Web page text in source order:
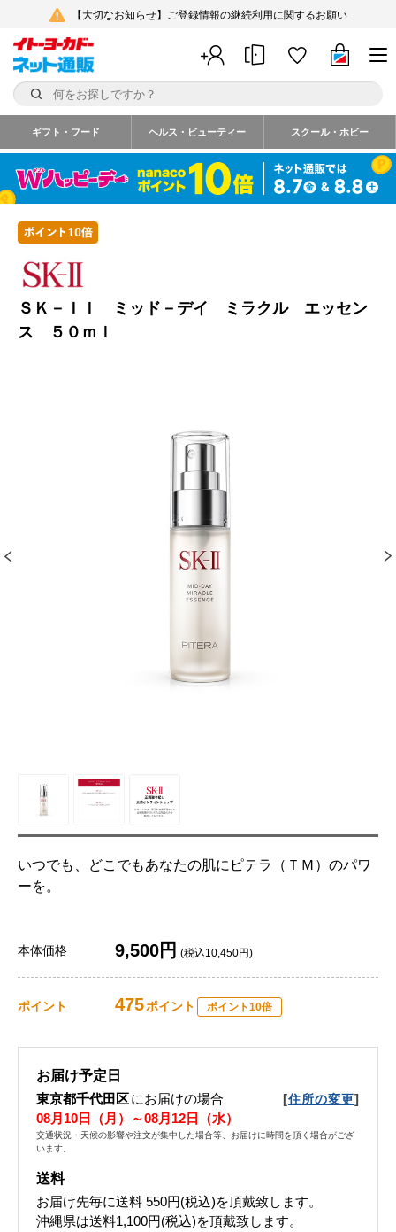
【大切なお知らせ】ご登録情報の継続利用に関するお願い
ギフト・フード ヘルス・ビューティー スクール・ホビー
ＳＫ－ＩＩ ミッド－デイ ミラクル エッセン
ス ５０ｍｌ
いつでも、どこでもあなたの肌にピテラ（ＴＭ）のパワ
ーを。
本体価格 9,500円 (税込10,450円)
ポイント 475ポイント ポイント10倍
お届け予定日
東京都千代田区にお届けの場合 [住所の変更]
08月10日（月）～08月12日（水）
交通状況・天候の影響や注文が集中した場合等、お届けに時間を頂く場合がござ
います。
送料
お届け先毎に送料 550円(税込)を頂戴致します。
沖縄県は送料1,100円(税込)を頂戴致します。